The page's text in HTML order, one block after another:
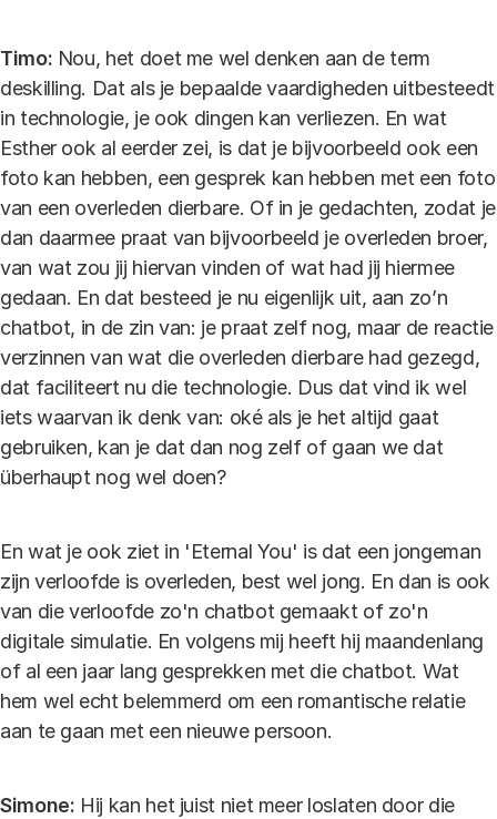
Timo: Nou, het doet me wel denken aan de term
deskilling. Dat als je bepaalde vaardigheden uitbesteedt
in technologie, je ook dingen kan verliezen. En wat
Esther ook al eerder zei, is dat je bijvoorbeeld ook een
foto kan hebben, een gesprek kan hebben met een foto
van een overleden dierbare. Of in je gedachten, zodat je
dan daarmee praat van bijvoorbeeld je overleden broer,
van wat zou jij hiervan vinden of wat had jij hiermee
gedaan. En dat besteed je nu eigenlijk uit, aan zo’n
chatbot, in de zin van: je praat zelf nog, maar de reactie
verzinnen van wat die overleden dierbare had gezegd,
dat faciliteert nu die technologie. Dus dat vind ik wel
iets waarvan ik denk van: oké als je het altijd gaat
gebruiken, kan je dat dan nog zelf of gaan we dat
überhaupt nog wel doen?
En wat je ook ziet in 'Eternal You' is dat een jongeman
zijn verloofde is overleden, best wel jong. En dan is ook
van die verloofde zo'n chatbot gemaakt of zo'n
digitale simulatie. En volgens mij heeft hij maandenlang
of al een jaar lang gesprekken met die chatbot. Wat
hem wel echt belemmerd om een romantische relatie
aan te gaan met een nieuwe persoon.
Simone: Hij kan het juist niet meer loslaten door die